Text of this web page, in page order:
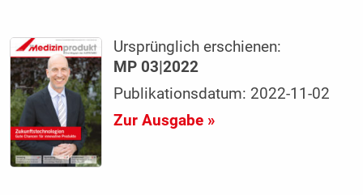
Ursprünglich erschienen:
MP 03|2022
Publikationsdatum: 2022-11-02
Zur Ausgabe »